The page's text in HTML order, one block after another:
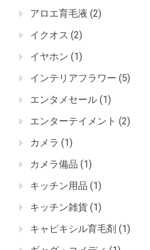
アロエ育毛液 (2)
イクオス (2)
イヤホン (1)
インテリアフラワー (5)
エンタメセール (1)
エンターテイメント (2)
カメラ (1)
カメラ備品 (1)
キッチン用品 (1)
キッチン雑貨 (1)
キャピキシル育毛剤 (1)